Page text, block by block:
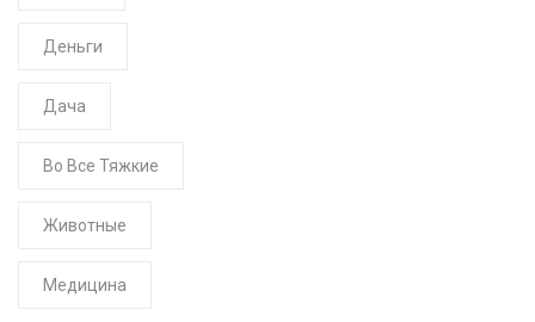
Деньги
Дача
Во Все Тяжкие
Животные
Медицина